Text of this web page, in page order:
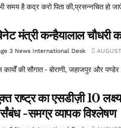
समय है कद्र करो पिता की,प्रसन्नचित हो
मंत्री कन्हैयालाल
3 News International Desk
कार्यों की सौगात - बोराणी, जहाजपुर और
राष्ट्र का एसडीज़ी 10
-समग्र व्यापक विश्लेषण